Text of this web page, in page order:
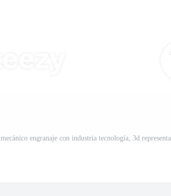
mecánico engranaje con industria tecnología, 3d